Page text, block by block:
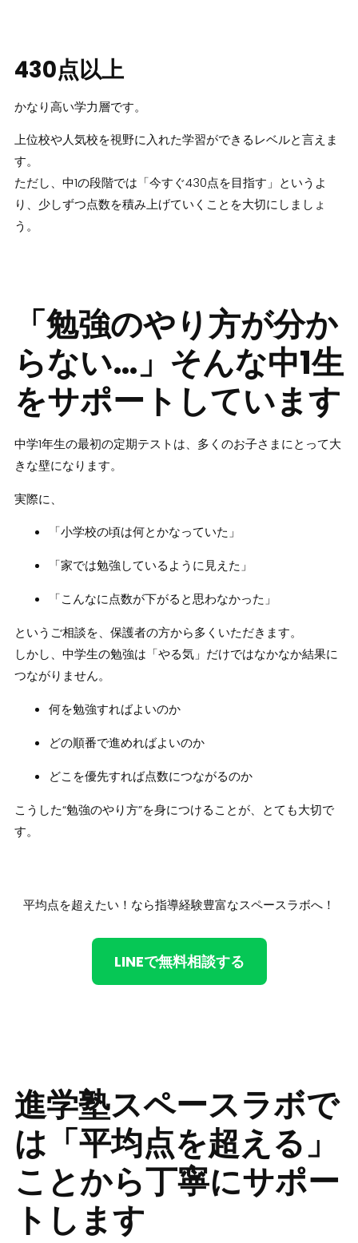
430点以上
かなり高い学力層です。
上位校や人気校を視野に入れた学習ができるレベルと言えま
す。
ただし、中1の段階では「今すぐ430点を目指す」というよ
り、少しずつ点数を積み上げていくことを大切にしましょ
う。
「勉強のやり方が分か
らない…」そんな中1生
をサポートしています
中学1年生の最初の定期テストは、多くのお子さまにとって大
きな壁になります。
実際に、
「小学校の頃は何とかなっていた」
「家では勉強しているように見えた」
「こんなに点数が下がると思わなかった」
というご相談を、保護者の方から多くいただきます。
しかし、中学生の勉強は「やる気」だけではなかなか結果に
つながりません。
何を勉強すればよいのか
どの順番で進めればよいのか
どこを優先すれば点数につながるのか
こうした“勉強のやり方”を身につけることが、とても大切で
す。
平均点を超えたい！なら指導経験豊富なスペースラボへ！
LINEで無料相談する
進学塾スペースラボで
は「平均点を超える」
ことから丁寧にサポー
トします